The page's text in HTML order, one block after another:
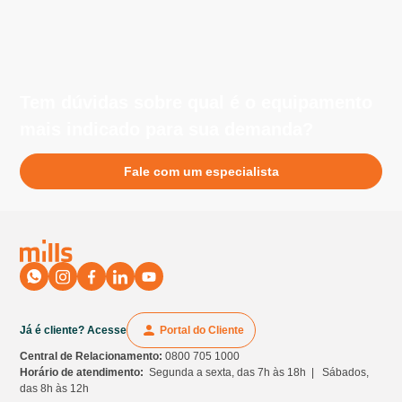
Fale com um especialista
Já é cliente? Acesse Portal do Cliente
Central de Relacionamento:0800 705 1000
Horário de atendimento:Segunda a sexta, das 7h às 18h | Sábados,
das 8h às 12h